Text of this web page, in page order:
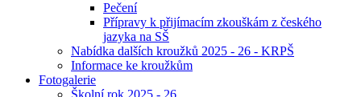
Pečení
Přípravy k přijímacím zkouškám z českého
jazyka na SŠ
Nabídka dalších kroužků 2025 - 26 - KRPŠ
Informace ke kroužkům
Fotogalerie
Školní rok 2025 - 26